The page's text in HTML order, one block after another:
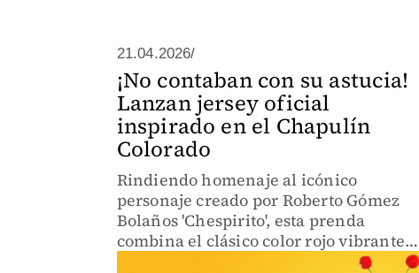
21.04.2026/
¡No contaban con su astucia!
Lanzan jersey oficial
inspirado en el Chapulín
Colorado
Rindiendo homenaje al icónico
personaje creado por Roberto Gómez
Bolaños 'Chespirito', esta prenda
combina el clásico color rojo vibrante
con el emblemático escudo del corazón